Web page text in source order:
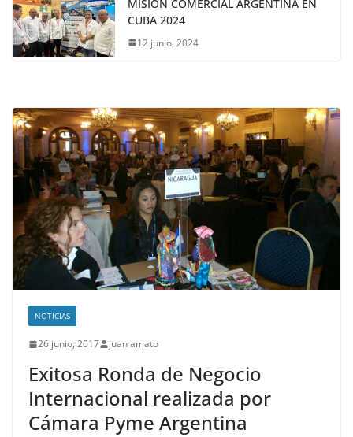
MISIÓN COMERCIAL ARGENTINA EN
CUBA 2024
12 junio, 2024
NOTICIAS
26 junio, 2017 juan amato
Exitosa Ronda de Negocio
Internacional realizada por
Cámara Pyme Argentina